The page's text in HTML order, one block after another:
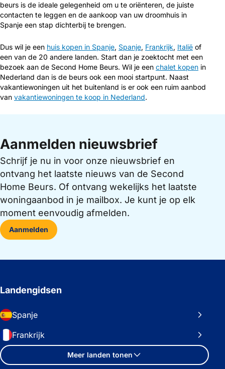
beurs is de ideale gelegenheid om u te oriënteren, de juiste
contacten te leggen en de aankoop van uw droomhuis in
Spanje een stap dichterbij te brengen.
Dus wil je een huis kopen in Spanje, Spanje, Frankrijk, Italië of
een van de 20 andere landen. Start dan je zoektocht met een
bezoek aan de Second Home Beurs. Wil je een chalet kopen in
Nederland dan is de beurs ook een mooi startpunt. Naast
vakantiewoningen uit het buitenland is er ook een ruim aanbod
van vakantiewoningen te koop in Nederland.
Aanmelden nieuwsbrief
Schrijf je nu in voor onze nieuwsbrief en
ontvang het laatste nieuws van de Second
Home Beurs. Of ontvang wekelijks het laatste
woningaanbod in je mailbox. Je kunt je op elk
moment eenvoudig afmelden.
Aanmelden
Landengidsen
Spanje
Frankrijk
Meer landen tonen